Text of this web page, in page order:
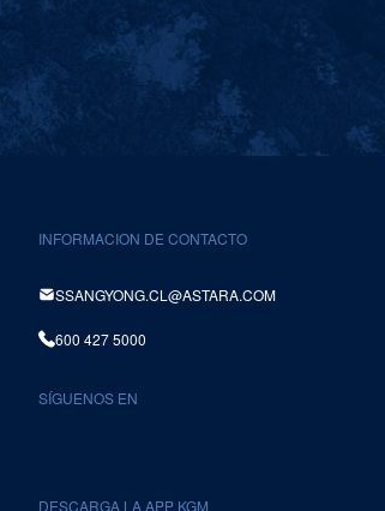
INFORMACION DE CONTACTO
SSANGYONG.CL@ASTARA.COM
600 427 5000
SÍGUENOS EN
DESCARGA LA APP KGM